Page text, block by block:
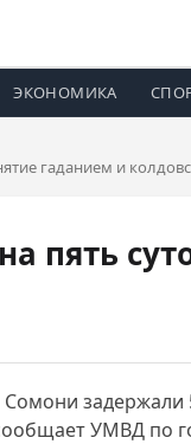
ЭКОНОМИКА
гаданием и
пять
УМВД по